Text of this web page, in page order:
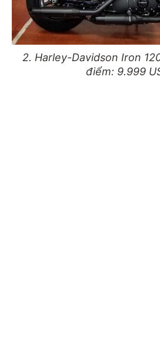
2. Harley-Davidson Iron
điểm: 9.999